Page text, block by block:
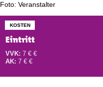
Foto: Veranstalter
KOSTEN
Eintritt
VVK: 7 € €
AK: 7 € €